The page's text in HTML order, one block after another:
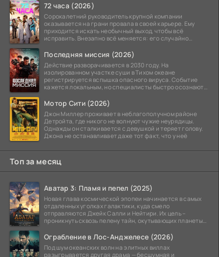
72 часа (2026)
Сорокалетний руководитель крупной компании
оказывается на грани провала в своей карьере. Ему
приходится искать необычный выход, чтобы всё
исправить. Внезапно всё меняется: его случайно
Последняя миссия (2026)
Действие разворачивается в 2030 году. На
изолированном участке суши в Тихом океане
регистрируется вспышка опасного вируса. Событие
кажется локальным, но специалисты быстро осознают:
Мотор Сити (2026)
Джон Миллер проживает в неблагополучном районе
Детройта, где никого не волнуют чужие неурядицы.
Однажды он сталкивается с девушкой и теряет голову.
Джона не останавливает даже тот факт, что у неё
Топ за месяц
Аватар 3: Пламя и пепел (2025)
Новая глава космической эпопеи начинается в самых
отдаленных уголках галактики, куда смело
отправляются Джейк Салли и Нейтири. Их цель –
проникнуть сквозь пелену тайн, окутывающих планеты
Ограбление в Лос-Анджелесе (2026)
Под шум океанских волн на элитных виллах
разыгрывается другая драма — бесшумная и